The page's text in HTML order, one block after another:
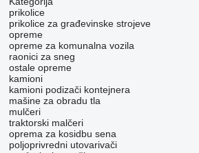
prikolice
prikolice za građevinske strojeve
opreme
opreme za komunalna vozila
raonici za sneg
ostale opreme
kamioni
kamioni podizači kontejnera
mašine za obradu tla
mulčeri
traktorski malčeri
oprema za kosidbu sena
poljoprivredni utovarivači